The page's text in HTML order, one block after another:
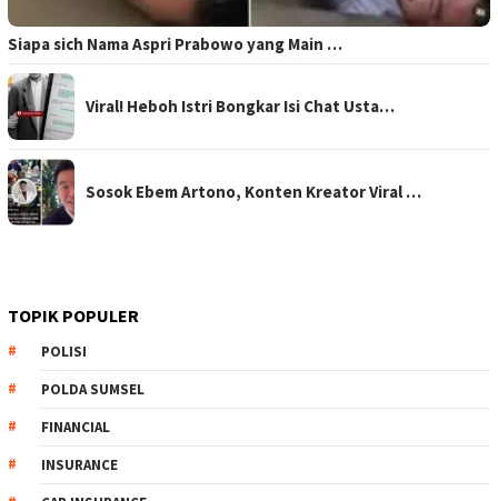
Siapa sich Nama Aspri Prabowo yang Main …
Viral! Heboh Istri Bongkar Isi Chat Usta…
Sosok Ebem Artono, Konten Kreator Viral …
TOPIK POPULER
POLISI
POLDA SUMSEL
FINANCIAL
INSURANCE